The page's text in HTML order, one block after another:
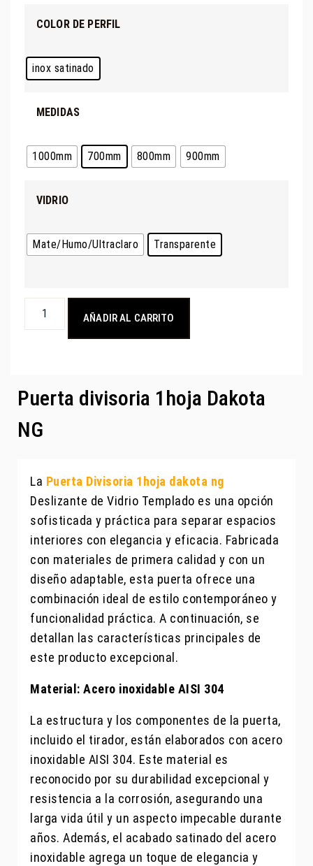
COLOR DE PERFIL
inox satinado
MEDIDAS
1000mm 700mm 800mm 900mm
VIDRIO
Mate/Humo/Ultraclaro Transparente
AÑADIR AL CARRITO
Puerta divisoria 1hoja Dakota
NG
La Puerta Divisoria 1hoja dakota ng
Deslizante de Vidrio Templado es una opción
sofisticada y práctica para separar espacios
interiores con elegancia y eficacia. Fabricada
con materiales de primera calidad y con un
diseño adaptable, esta puerta ofrece una
combinación ideal de estilo contemporáneo y
funcionalidad práctica. A continuación, se
detallan las características principales de
este producto excepcional.
Material: Acero inoxidable AISI 304
La estructura y los componentes de la puerta,
incluido el tirador, están elaborados con acero
inoxidable AISI 304. Este material es
reconocido por su durabilidad excepcional y
resistencia a la corrosión, asegurando una
larga vida útil y un aspecto impecable durante
años. Además, el acabado satinado del acero
inoxidable agrega un toque de elegancia y